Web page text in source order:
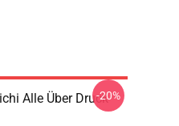
Alle Über Druck-20%